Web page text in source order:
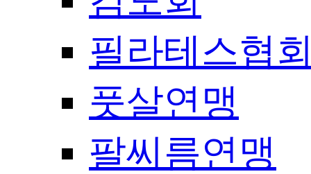
필라테스협
풋살연맹
팔씨름연맹